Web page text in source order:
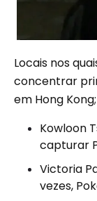
Locais nos
concentrar
em Hong Kong;
Kowloon
capturar
Victoria
vezes,